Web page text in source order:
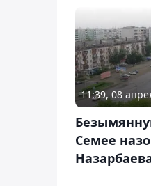
11:39, 08
Семее